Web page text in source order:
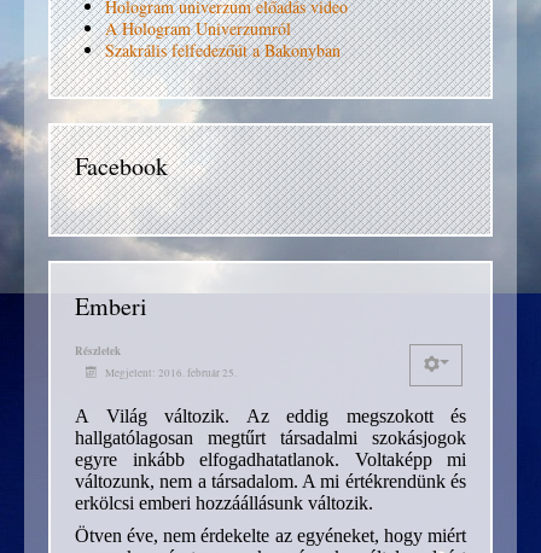
Hologram univerzum előadás video
A Hologram Univerzumról
Szakrális felfedezőút a Bakonyban
Facebook
Emberi
Részletek
Megjelent: 2016. február 25.
A Világ változik. Az eddig megszokott és
hallgatólagosan megtűrt társadalmi szokásjogok
egyre inkább elfogadhatatlanok. Voltaképp mi
változunk, nem a társadalom. A mi értékrendünk és
erkölcsi emberi hozzáállásunk változik.
Ötven éve, nem érdekelte az egyéneket, hogy miért